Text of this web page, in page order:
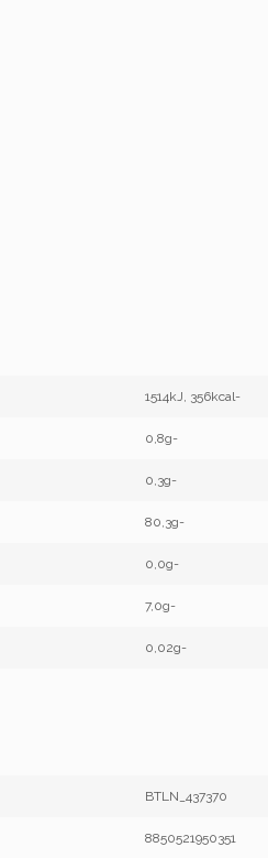
1514kJ, 356kcal-
0,8g-
0,3g-
80,3g-
0,0g-
7,0g-
0,02g-
BTLN_437370
8850521950351